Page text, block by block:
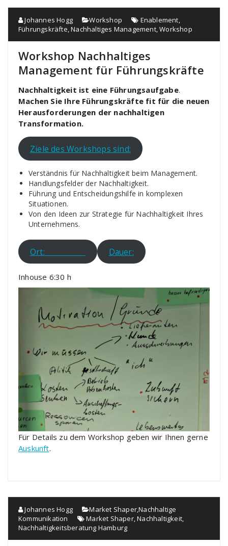
Johannes Hogg Workshop Enablement,
Führungskräfte,Nachhaltiges Management,Workshop
Workshop Nachhaltiges
Management für Führungskräfte
Nachhaltigkeit ist eine Führungsaufgabe.
Machen Sie Ihre Führungskräfte fit für die neuen
Herausforderungen der nachhaltigen
Transformation.
Ziele des Workshops sind:
Verständnis für Nachhaltigkeit beim Management.
Handlungsfelder der Nachhaltigkeit.
Führung und Entscheidungshilfe in komplexen
Situationen.
Von den Ideen zur Strategie für Nachhaltigkeit Ihres
Unternehmens.
Ort: Dauer:
Inhouse 6:30 h
Für Details zu dem Workshop geben wir Ihnen gerne
Auskunft.
Johannes Hogg Market Shaper,Nachhaltige
Kommunikation
Market Shaper,Nachhaltigkeit,
Nachhaltigkeitsberatung Hamburg